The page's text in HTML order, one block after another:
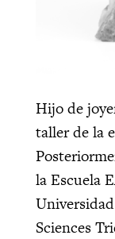
Hijo de
taller de la
la Escuela
Sciences